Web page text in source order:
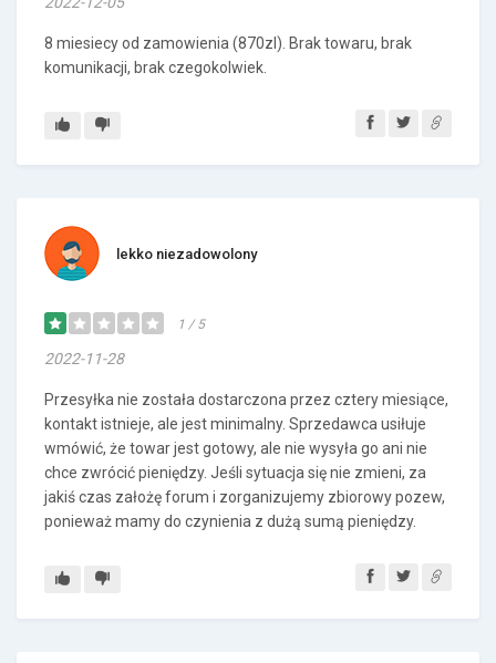
8 miesiecy od zamowienia (870zl). Brak towaru, brak
komunikacji, brak czegokolwiek.
lekko niezadowolony
1 / 5
2022-11-28
Przesyłka nie została dostarczona przez cztery miesiące,
kontakt istnieje, ale jest minimalny. Sprzedawca usiłuje
wmówić, że towar jest gotowy, ale nie wysyła go ani nie
chce zwrócić pieniędzy. Jeśli sytuacja się nie zmieni, za
jakiś czas założę forum i zorganizujemy zbiorowy pozew,
ponieważ mamy do czynienia z dużą sumą pieniędzy.